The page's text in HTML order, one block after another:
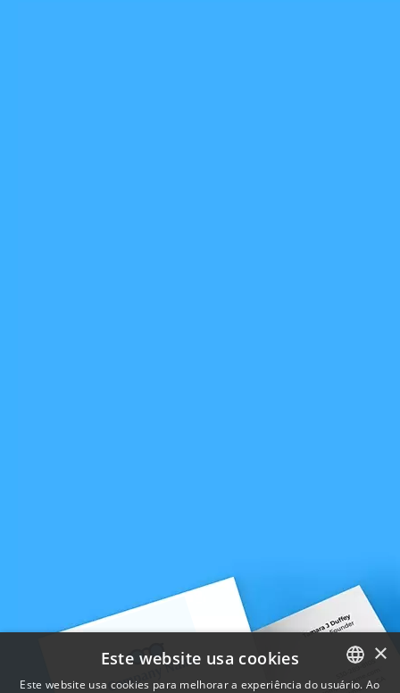
×
Este website usa cookies
Este website usa cookies para melhorar a experiência do usuário. Ao